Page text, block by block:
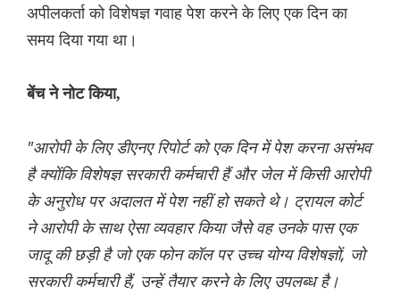
अपीलकर्ता को विशेषज्ञ गवाह पेश करने के लिए एक दिन का
समय दिया गया था।
बेंच ने नोट किया,
"आरोपी के लिए डीएनए रिपोर्ट को एक दिन में पेश करना असंभव
है क्योंकि विशेषज्ञ सरकारी कर्मचारी हैं और जेल में किसी आरोपी
के अनुरोध पर अदालत में पेश नहीं हो सकते थे। ट्रायल कोर्ट
ने आरोपी के साथ ऐसा व्यवहार किया जैसे वह उनके पास एक
जादू की छड़ी है जो एक फोन कॉल पर उच्च योग्य विशेषज्ञों, जो
सरकारी कर्मचारी हैं, उन्हें तैयार करने के लिए उपलब्ध है।